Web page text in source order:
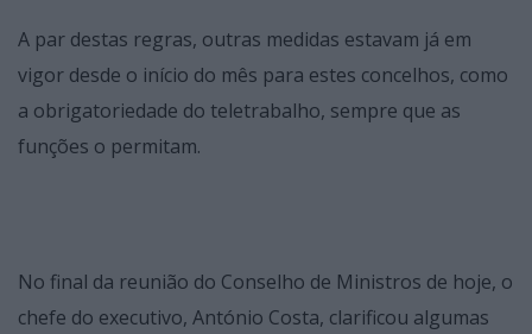
A par destas regras, outras medidas estavam já em
vigor desde o início do mês para estes concelhos, como
a obrigatoriedade do teletrabalho, sempre que as
funções o permitam.
No final da reunião do Conselho de Ministros de hoje, o
chefe do executivo, António Costa, clarificou algumas